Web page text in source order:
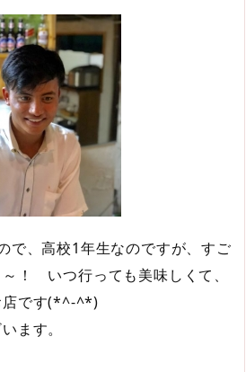
で、高校1年生なのですが、すご
！ いつ行っても美味しくて、
店です(*^-^*)
ます。